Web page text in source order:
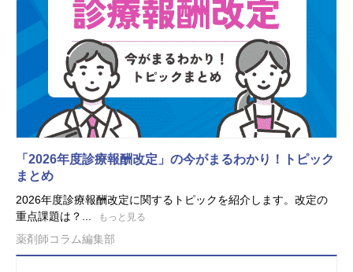
「2026年度診療報酬改定」の今がまるわかり！トピック
まとめ
2026年度診療報酬改定に関するトピックを紹介します。改定の
重点課題は？...
もっと見る
薬剤師コラム編集部